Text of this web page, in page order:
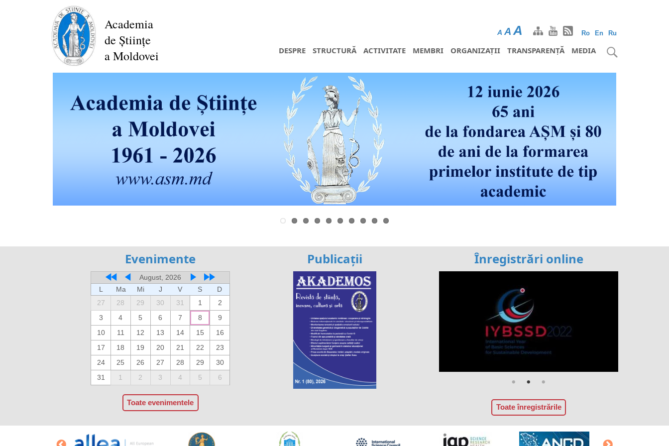
Academia
de Științe
a Moldovei
Ro En Ru
A A A
DESPRE STRUCTURĂ ACTIVITATE MEMBRI ORGANIZAȚII TRANSPARENȚĂ MEDIA
Evenimente
August, 2026
L
Ma Mi J V S
D
27
28 29 30 31 1
2
3
4 5 6 7 8
9
10
11 12 13 14 15
16
17
18 19 20 21 22
23
24
25 26 27 28 29
30
31
1 2 3 4 5 6
Toate evenimentele
Publicații Înregistrări online
Toate înregistrările